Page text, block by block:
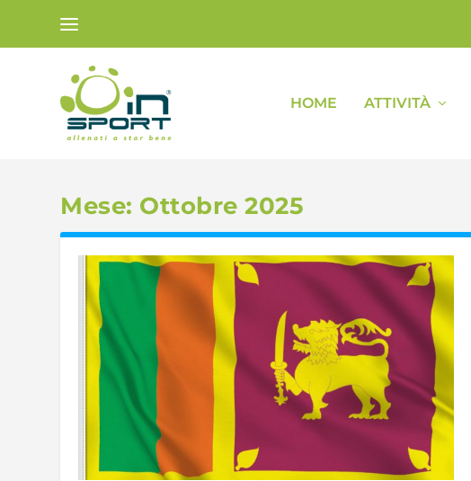
HOME ATTIVITÀ
Mese: Ottobre 2025